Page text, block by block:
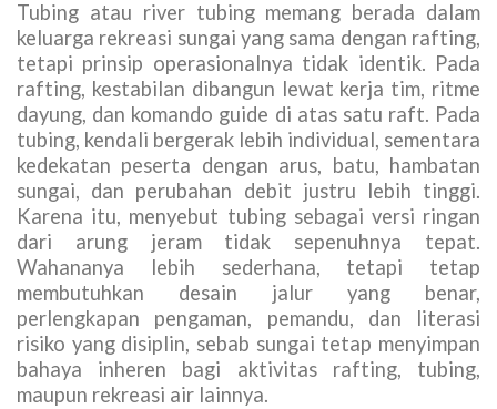
Tubing atau river tubing memang berada dalam
keluarga rekreasi sungai yang sama dengan rafting,
tetapi prinsip operasionalnya tidak identik. Pada
rafting, kestabilan dibangun lewat kerja tim, ritme
dayung, dan komando guide di atas satu raft. Pada
tubing, kendali bergerak lebih individual, sementara
kedekatan peserta dengan arus, batu, hambatan
sungai, dan perubahan debit justru lebih tinggi.
Karena itu, menyebut tubing sebagai versi ringan
dari arung jeram tidak sepenuhnya tepat.
Wahananya lebih sederhana, tetapi tetap
membutuhkan desain jalur yang benar,
perlengkapan pengaman, pemandu, dan literasi
risiko yang disiplin, sebab sungai tetap menyimpan
bahaya inheren bagi aktivitas rafting, tubing,
maupun rekreasi air lainnya.